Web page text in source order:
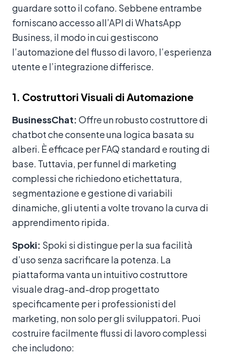
guardare sotto il cofano. Sebbene entrambe
forniscano accesso all’API di WhatsApp
Business, il modo in cui gestiscono
l’automazione del flusso di lavoro, l’esperienza
utente e l’integrazione differisce.
1. Costruttori Visuali di Automazione
BusinessChat: Offre un robusto costruttore di
chatbot che consente una logica basata su
alberi. È efficace per FAQ standard e routing di
base. Tuttavia, per funnel di marketing
complessi che richiedono etichettatura,
segmentazione e gestione di variabili
dinamiche, gli utenti a volte trovano la curva di
apprendimento ripida.
Spoki: Spoki si distingue per la sua facilità
d’uso senza sacrificare la potenza. La
piattaforma vanta un intuitivo costruttore
visuale drag-and-drop progettato
specificamente per i professionisti del
marketing, non solo per gli sviluppatori. Puoi
costruire facilmente flussi di lavoro complessi
che includono: